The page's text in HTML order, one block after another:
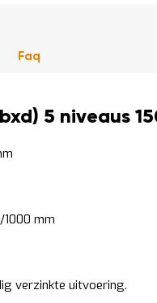
5 niveaus
mm
verzinkte uitvoering.
Faq